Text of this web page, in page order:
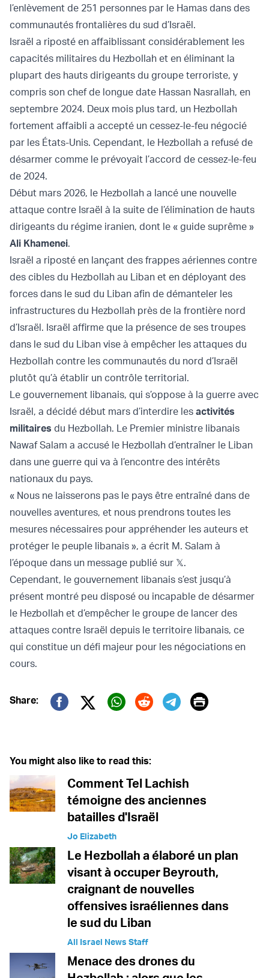
l’enlèvement de 251 personnes par le Hamas dans des
communautés frontalières du sud d’Israël.
Israël a riposté en affaiblissant considérablement les
capacités militaires du Hezbollah et en éliminant la
plupart des hauts dirigeants du groupe terroriste, y
compris son chef de longue date Hassan Nasrallah, en
septembre 2024. Deux mois plus tard, un Hezbollah
fortement affaibli a accepté un cessez-le-feu négocié
par les États-Unis. Cependant, le Hezbollah a refusé de
désarmer comme le prévoyait l’accord de cessez-le-feu
de 2024.
Début mars 2026, le Hezbollah a lancé une nouvelle
attaque contre Israël à la suite de l’élimination de hauts
dirigeants du régime iranien, dont le « guide suprême »
Ali Khamenei.
Israël a riposté en lançant des frappes aériennes contre
des cibles du Hezbollah au Liban et en déployant des
forces dans le sud du Liban afin de démanteler les
infrastructures du Hezbollah près de la frontière nord
d’Israël. Israël affirme que la présence de ses troupes
dans le sud du Liban vise à empêcher les attaques du
Hezbollah contre les communautés du nord d’Israël
plutôt qu’à établir un contrôle territorial.
Le gouvernement libanais, qui s’oppose à la guerre avec
Israël, a décidé début mars d’interdire les activités
militaires du Hezbollah. Le Premier ministre libanais
Nawaf Salam a accusé le Hezbollah d’entraîner le Liban
dans une guerre qui va à l’encontre des intérêts
nationaux du pays.
« Nous ne laisserons pas le pays être entraîné dans de
nouvelles aventures, et nous prendrons toutes les
mesures nécessaires pour appréhender les auteurs et
protéger le peuple libanais », a écrit M. Salam à
l’époque dans un message publié sur 𝕏.
Cependant, le gouvernement libanais s’est jusqu’à
présent montré peu disposé ou incapable de désarmer
le Hezbollah et d’empêcher le groupe de lancer des
attaques contre Israël depuis le territoire libanais, ce
qui constitue un défi majeur pour les négociations en
cours.
Share:
Twitter (X)
Print
You might also like to read this:
Comment Tel Lachish
témoigne des anciennes
batailles d'Israël
Jo Elizabeth
Le Hezbollah a élaboré un plan
visant à occuper Beyrouth,
craignant de nouvelles
offensives israéliennes dans
le sud du Liban
All Israel News Staff
Menace des drones du